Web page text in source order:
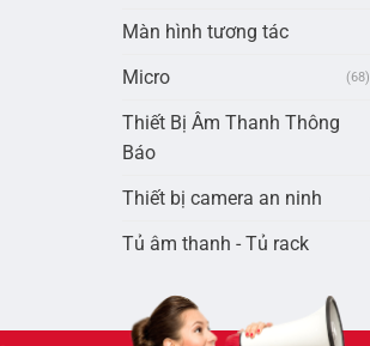
Màn hình tương tác
Micro (68)
Thiết Bị Âm Thanh Thông
Báo
Thiết bị camera an ninh
Tủ âm thanh - Tủ rack